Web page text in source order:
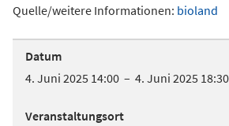
Quelle/weitere Informationen: bioland
Datum
4. Juni 2025 14:00 – 4. Juni 2025 18:30
Veranstaltungsort